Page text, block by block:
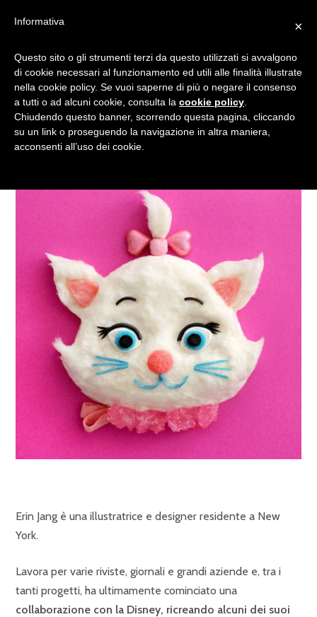
DISNEY: ECCO I
PERSONAGGI FATTI CON IL
CIBO
Erin Jang è una illustratrice e designer residente a New
York.
Lavora per varie riviste, giornali e grandi aziende e, tra i
tanti progetti, ha ultimamente cominciato una
collaborazione con la Disney, ricreando alcuni dei suoi
×
Informativa
Questo sito o gli strumenti terzi da questo utilizzati si avvalgono
di cookie necessari al funzionamento ed utili alle finalità illustrate
nella cookie policy. Se vuoi saperne di più o negare il consenso
a tutti o ad alcuni cookie, consulta la cookie policy
Chiudendo questo banner, scorrendo questa pagina, cliccando
su un link o proseguendo la navigazione in altra maniera,
acconsenti all’uso dei cookie.